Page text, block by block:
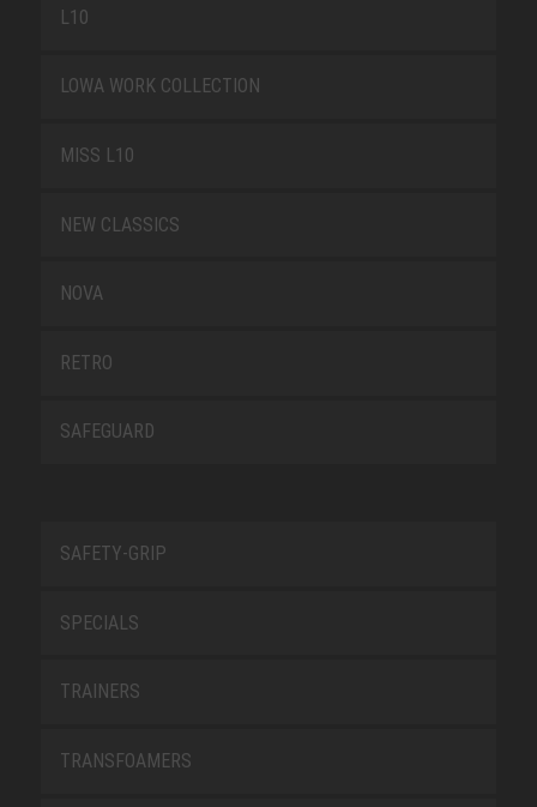
L10
LOWA WORK COLLECTION
MISS L10
NEW CLASSICS
NOVA
RETRO
SAFEGUARD
SAFETY-GRIP
SPECIALS
TRAINERS
TRANSFOAMERS